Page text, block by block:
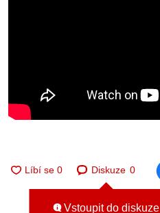
Diskuze 0
Vstoupit do diskuze